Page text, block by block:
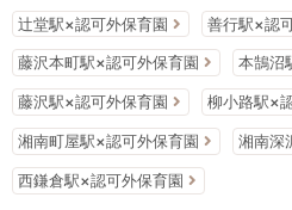
辻堂駅×認可外保育園 善行駅×認
藤沢本町駅×認可外保育園 本鵠沼
藤沢駅×認可外保育園 柳小路駅×
湘南町屋駅×認可外保育園 湘南深
西鎌倉駅×認可外保育園